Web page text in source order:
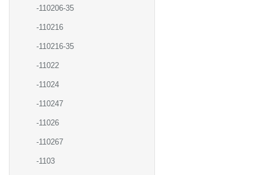
-110206-35
-110216
-110216-35
-11022
-11024
-110247
-11026
-110267
-1103